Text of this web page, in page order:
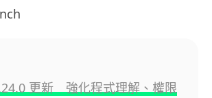
更新 強化程式理解、權限